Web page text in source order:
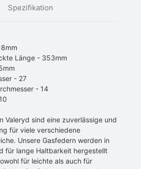
Spezifikation
Länge - 353mm
- 27
- 14
Valeryd sind eine zuverlässige und
für viele verschiedene
Unsere Gasfedern werden in
für lange Haltbarkeit hergestellt
für leichte als auch für